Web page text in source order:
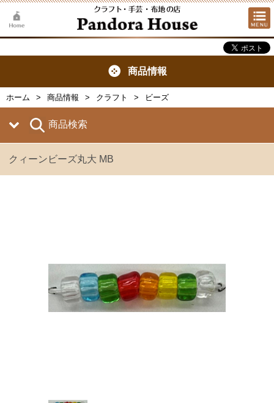
商品情報
ホーム 商品情報 クラフト ビーズ
商品検索
クィーンビーズ丸大 MB